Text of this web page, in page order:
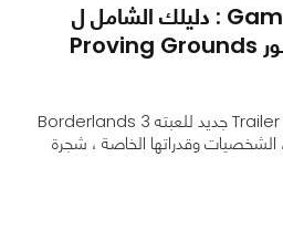
معرض Gamescom 2019 : دليلك الشامل ل
Borderlands 3 + طور Proving Grounds
قام استوديو Gearbox بإصدار Trailer جديد للعبته Borderlands 3
وقدراتها الخاصة ، شجرة